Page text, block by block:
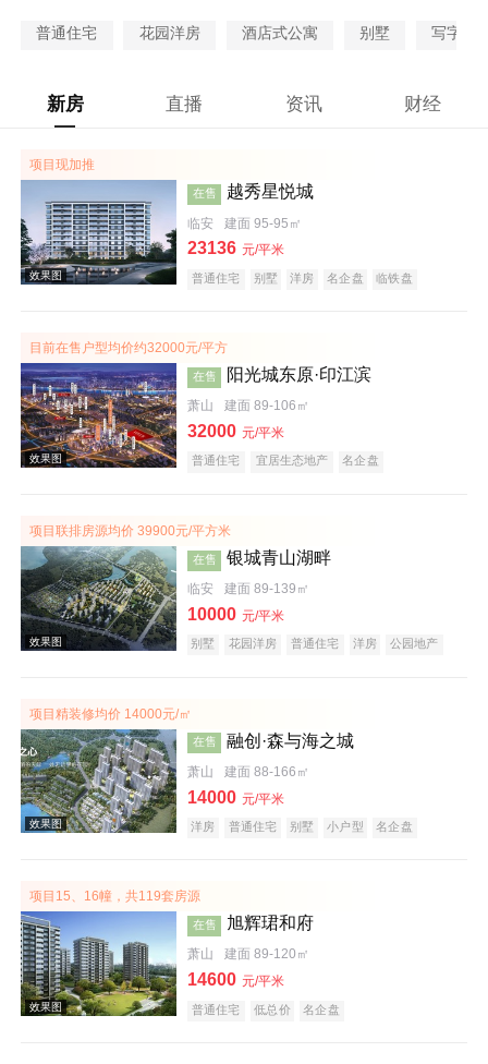
普通住宅 花园洋房 酒店式公寓 别墅 写字楼
新房 直播 资讯 财经
项目现加推
效果图
在售 越秀星悦城
临安 建面 95-95㎡
23136 元/平米
普通住宅 别墅 洋房 名企盘 临铁盘
目前在售户型均价约32000元/平方
效果图
在售 阳光城东原·印江滨
萧山 建面 89-106㎡
32000 元/平米
普通住宅 宜居生态地产 名企盘
项目联排房源均价 39900元/平方米
在售 银城青山湖畔
临安 建面 89-139㎡
10000 元/平米
别墅 花园洋房 普通住宅 洋房
公园地产
项目精装修均价 14000元/㎡
在售 融创·森与海之城
萧山 建面 88-166㎡
14000 元/平米
洋房 普通住宅 别墅 小户型
名企盘
项目15、16幢，共119套房源
在售 旭辉珺和府
萧山 建面 89-120㎡
14600 元/平米
普通住宅 低总价 名企盘